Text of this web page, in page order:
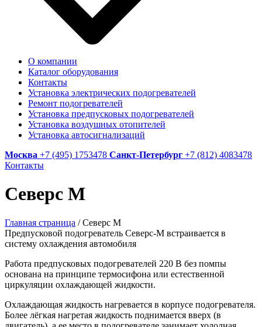
О компании
Каталог оборудования
Контакты
Установка электрических подогревателей
Ремонт подогревателей
Установка предпусковых подогревателей
Установка воздушных отопителей
Установка автосигнализаций
Москва +7 (495) 1753478 Санкт-Петербург +7 (812) 4083478
Контакты
Северс М
Главная страница / Северс М
Предпусковой подогреватель Северс-М встраивается в
систему охлаждения автомобиля
Работа предпусковых подогревателей 220 В без помпы
основана на принципе термосифона или естественной
циркуляции охлаждающей жидкости.
Охлаждающая жидкость нагревается в корпусе подогревателя.
Более лёгкая нагретая жидкость поднимается вверх (в